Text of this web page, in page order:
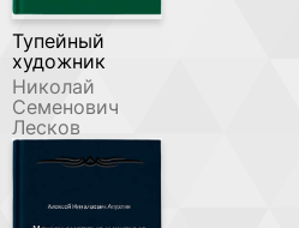
Тупейный
художник
Николай
Семенович
Лесков